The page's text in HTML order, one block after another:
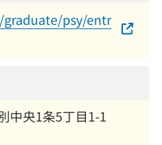
psy/entr
中央1条5丁目1-1